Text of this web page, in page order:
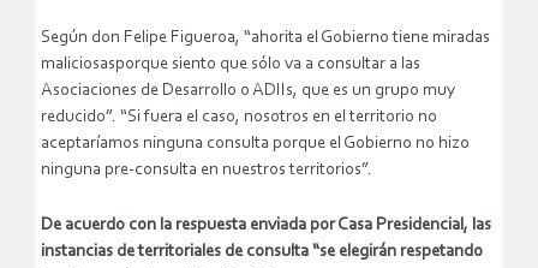
Según don Felipe Figueroa, “ahorita el Gobierno tiene miradas
maliciosasporque siento que sólo va a consultar a las
Asociaciones de Desarrollo o ADIIs, que es un grupo muy
reducido”. “Si fuera el caso, nosotros en el territorio no
aceptaríamos ninguna consulta porque el Gobierno no hizo
ninguna pre-consulta en nuestros territorios”.
De acuerdo con la respuesta enviada por Casa Presidencial, las
instancias de territoriales de consulta “se elegirán respetando